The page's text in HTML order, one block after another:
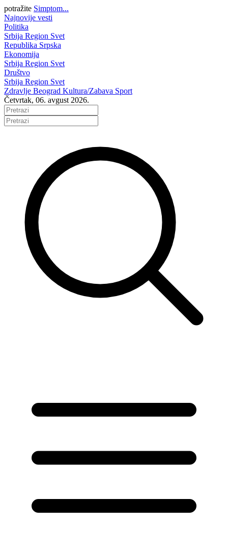
potražite Simptom...
Najnovije vesti
Politika
Srbija Region Svet
Republika Srpska
Ekonomija
Srbija Region Svet
Društvo
Srbija Region Svet
Zdravlje Beograd Kultura/Zabava Sport
Četvrtak, 06. avgust 2026.